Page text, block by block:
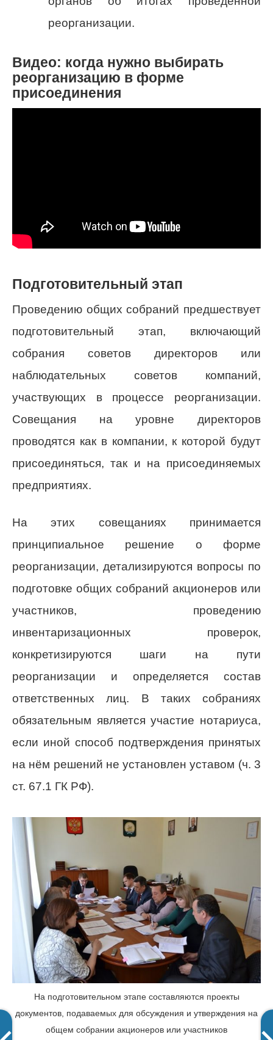
реорганизации.
Видео: когда нужно выбирать
реорганизацию в форме
присоединения
Подготовительный этап
Проведению общих собраний предшествует
подготовительный этап, включающий
собрания советов директоров или
наблюдательных советов компаний,
участвующих в процессе реорганизации.
Совещания на уровне директоров
проводятся как в компании, к которой будут
присоединяться, так и на присоединяемых
предприятиях.
На этих совещаниях принимается
принципиальное решение о форме
реорганизации, детализируются вопросы по
подготовке общих собраний акционеров или
участников, проведению
инвентаризационных проверок,
конкретизируются шаги на пути
реорганизации и определяется состав
ответственных лиц. В таких собраниях
обязательным является участие нотариуса,
если иной способ подтверждения принятых
на нём решений не установлен уставом (ч. 3
ст. 67.1 ГК РФ).
На подготовительном этапе составляются проекты
документов, подаваемых для обсуждения и утверждения на
общем собрании акционеров или участников